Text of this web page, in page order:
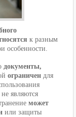
к разным
особенности.
документы,
ограничен для
являются
может
или защиты